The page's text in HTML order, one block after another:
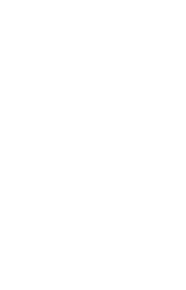
ットのラフめオ
すぎないかけ